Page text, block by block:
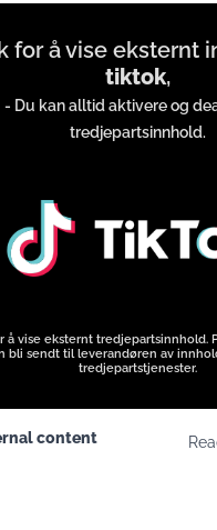
for å vise eksternt
tiktok,
- Du kan alltid aktivere og
tredjepartsinnhold.
å vise eksternt tredjepartsinnhold.
bli sendt til leverandøren av
tredjepartstjenester.
content